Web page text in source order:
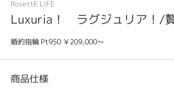
RosettE LIFE
Luxuria！ ラグジュリア！/
婚約指輪 Pt950 ￥209,000～
商品仕様